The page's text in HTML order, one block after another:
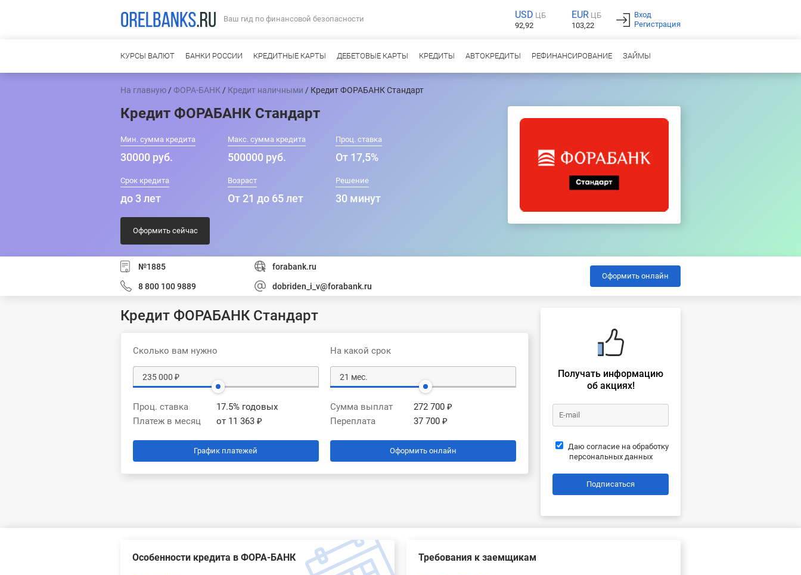
Ваш гид по финансовой безопасности USD ЦБ
92,92
EUR ЦБ
103,22
Вход
Регистрация
КУРСЫ ВАЛЮТ БАНКИ РОССИИ КРЕДИТНЫЕ КАРТЫ ДЕБЕТОВЫЕ КАРТЫ КРЕДИТЫ АВТОКРЕДИТЫ РЕФИНАНСИРОВАНИЕ ЗАЙМЫ
На главную /ФОРА-БАНК / Кредит наличными / Кредит ФОРАБАНК Стандарт
Кредит ФОРАБАНК Стандарт
Мин. сумма кредита
30000 руб.
Макс. сумма кредита
500000 руб.
Проц. ставка
От 17,5%
Срок кредита
до 3 лет
Возраст
От 21 до 65 лет
Решение
30 минут
Оформить сейчас
№1885 forabank.ru
8 800 100 9889 dobriden_i_v@forabank.ru
Оформить онлайн
Кредит ФОРАБАНК Стандарт
Сколько вам нужно На какой срок
Проц. ставка
17.5% годовых
Платеж в месяц
от 11 363 ₽
Сумма выплат
272 700 ₽
Переплата
37 700 ₽
График платежей Оформить онлайн
Получать информацию
об акциях!
Даю согласие на обработку
персональных данных
Подписаться
Особенности кредита в ФОРА-БАНК Требования к заемщикам